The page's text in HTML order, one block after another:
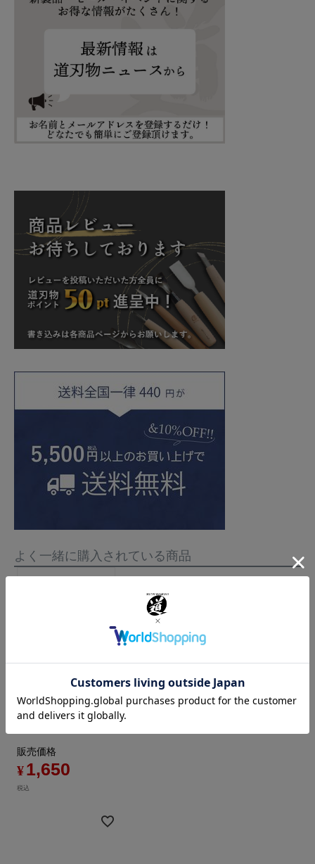
よく一緒に購入されている商品
【彫刻刀の切れ味を
EZ（イージー）ケ
アー
販売価格
¥1,650
税込